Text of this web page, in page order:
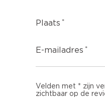
Plaats
E-mailadres
Velden met * zijn
zichtbaar op de